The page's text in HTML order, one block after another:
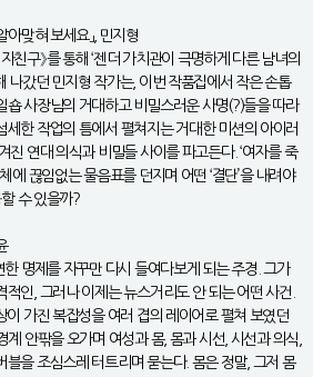
아맞혀 보세요」, 민지형
친구》를 통해 ‘젠더 가치관이 극명하게 다른 남녀의
나갔던 민지형 작가는, 이번 작품집에서 작은 손톱
숍 사장님의 거대하고 비밀스러운 사명(?)들을 따라
세한 작업의 틈에서 펼쳐지는 거대한 미션의 아이러
진 연대 의식과 비밀들 사이를 파고든다. ‘여자를 죽
에 끊임없는 물음표를 던지며 어떤 ‘결단’을 내려야
할 수 있을까?
한 명제를 자꾸만 다시 들여다보게 되는 주경. 그가
인, 그러나 이제는 뉴스거리도 안 되는 어떤 사건.
이 가진 복잡성을 여러 겹의 레이어로 펼쳐 보였던
계 안팎을 오가며 여성과 몸, 몸과 시선, 시선과 의식,
블을 조심스레 터트리며 묻는다. 몸은 정말, 그저 몸